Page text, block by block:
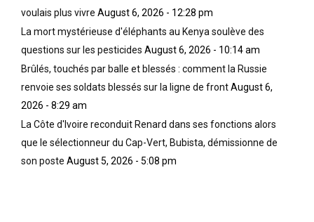
voulais plus vivre August 6, 2026 - 12:28 pm
La mort mystérieuse d'éléphants au Kenya soulève des
questions sur les pesticides August 6, 2026 - 10:14 am
Brûlés, touchés par balle et blessés : comment la Russie
renvoie ses soldats blessés sur la ligne de frontAugust 6,
2026 - 8:29 am
La Côte d'Ivoire reconduit Renard dans ses fonctions alors
que le sélectionneur du Cap-Vert, Bubista, démissionne de
son poste August 5, 2026 - 5:08 pm